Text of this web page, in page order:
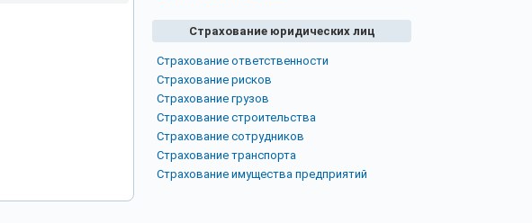
Страхование юридических лиц
Страхование ответственности
Страхование рисков
Страхование грузов
Страхование строительства
Страхование сотрудников
Страхование транспорта
Страхование имущества предприятий